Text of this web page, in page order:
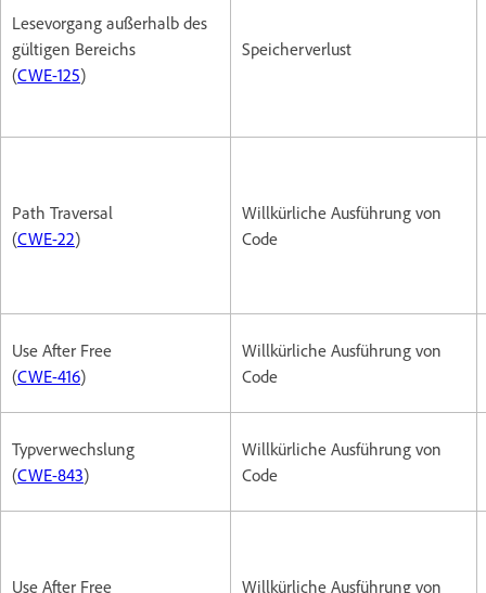
Lesevorgang außerhalb des
gültigen Bereichs
(CWE-125)
Speicherverlust
Path Traversal
(CWE-22)
Willkürliche Ausführung von
Code
Use After Free
(CWE-416)
Willkürliche Ausführung von
Code
Typverwechslung
(CWE-843)
Willkürliche Ausführung von
Code
Use After Free
Willkürliche Ausführung von